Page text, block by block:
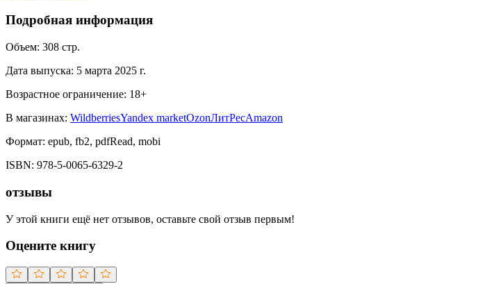
Подробная информация
Объем: 308 стр.
Дата выпуска: 5 марта 2025 г.
Возрастное ограничение: 18+
В магазинах: WildberriesYandex marketOzonЛитРесAmazon
Формат: epub, fb2, pdfRead, mobi
ISBN: 978-5-0065-6329-2
отзывы
У этой книги ещё нет отзывов, оставьте свой отзыв первым!
Оцените книгу